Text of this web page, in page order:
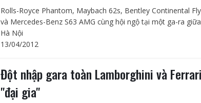
Rolls-Royce Phantom, Maybach 62s, Bentley Continental
và Mercedes-Benz S63 AMG cùng hội ngộ tại một ga-ra
Hà Nội
13/04/2012
Đột nhập gara toàn Lamborghini và
"đại gia"